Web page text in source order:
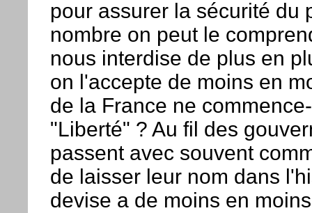
pour assurer la sécurité du
nombre on peut le
nous interdise de plus en
on l'accepte de moins en
de la France ne
"Liberté" ? Au fil des
passent avec souvent
de laisser leur nom dans
devise a de moins en